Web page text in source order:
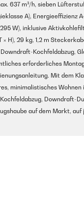
637 m³/h, sieben
A), Energieeffizienz
W), inklusive
× H), 29 kg, 1,2 m
Kochfeldabzug,
erforderliches
Mit dem
minimalistisches Wohnen
Downdraft-
auf dem Markt, auf